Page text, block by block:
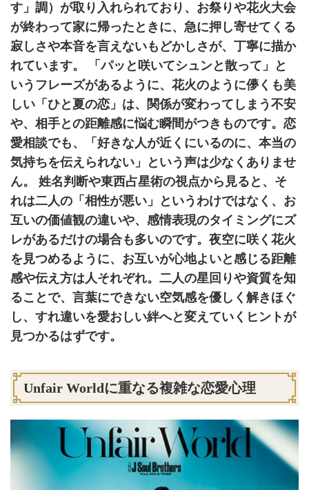
す」調）が取り入れられており、お祭りや花火大会
が終わって家に帰ったときに、急に押し寄せてくる
寂しさや本音を言えないもどかしさが、丁寧に描か
れています。 「パッと咲いてシュンと散って」と
いうフレーズがあるように、花火のように儚くも美
しい「ひと夏の恋」は、関係が変わってしまう不安
や、相手との距離感に悩む瞬間がつきものです。恋
愛相談でも、「好きな人が近くにいるのに、本当の
気持ちを伝えられない」という声は少なくありませ
ん。 姓名判断や東西占星術の視点から見ると、そ
れは二人の「相性が悪い」というわけではなく、お
互いの価値観の違いや、感情表現のタイミングにズ
レがあるだけの場合も多いのです。夜空に咲く花火
を見つめるように、お互いが心地よいと感じる距離
感や伝え方は人それぞれ。二人の星回りや資質を知
ることで、言葉にできない空気感を優しく解きほぐ
し、すれ違いを愛おしい絆へと変えていくヒントが
見つかるはずです。
Unfair Worldに重なる複雑な恋愛心理